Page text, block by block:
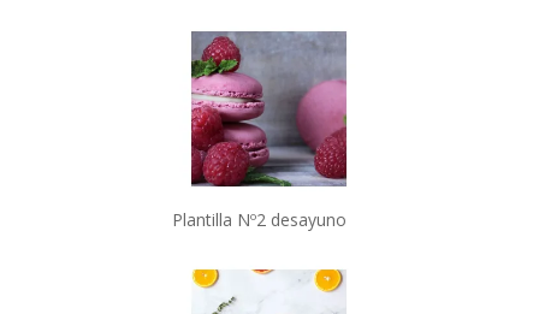
Plantilla Nº2 desayuno